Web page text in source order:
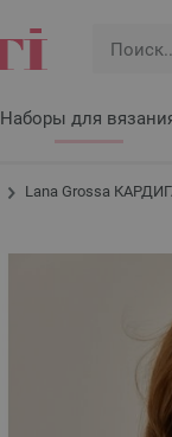
Наборы для
Lana Grossa